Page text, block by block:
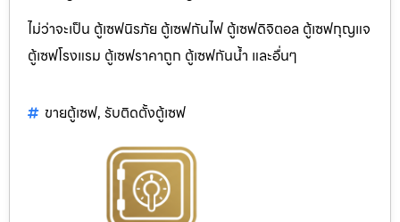
ไม่ว่าจะเป็น ตู้เซฟนิรภัย ตู้เซฟกันไฟ ตู้เซฟดิจิตอล ตู้เซฟกุญแจ
ตู้เซฟโรงแรม ตู้เซฟราคาถูก ตู้เซฟกันน้ำ และอื่นๆ
ขายตู้เซฟ, รับติดตั้งตู้เซฟ